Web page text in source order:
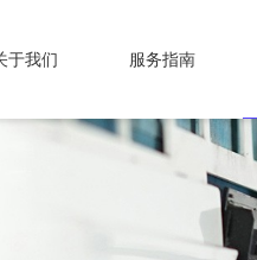
于我们 服务指南